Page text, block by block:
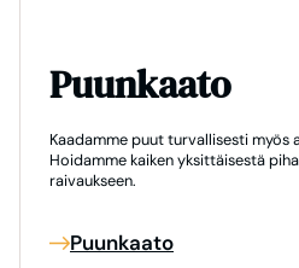
Puunkaato
Kaadamme puut turvallisesti myös
Hoidamme kaiken yksittäisestä
raivaukseen.
Puunkaato